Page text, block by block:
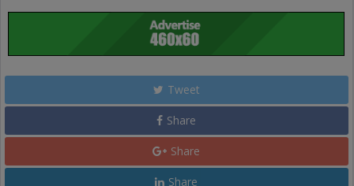
Tweet
Share
Share
Share